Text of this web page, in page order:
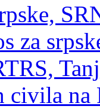
za
civila na